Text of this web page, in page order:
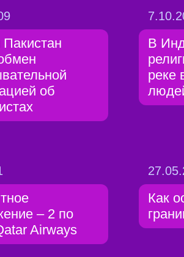
об
В
реке
– 2 по
Airways
Как